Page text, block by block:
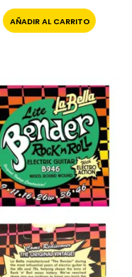
AÑADIR AL CARRITO